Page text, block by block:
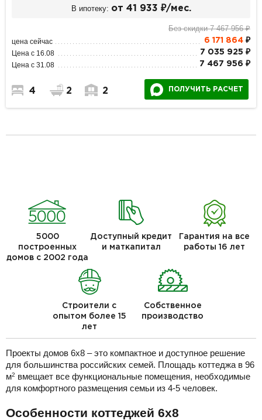
В ипотеку: от 41 933 ₽/мес.
Без скидки 7 467 956 ₽
цена сейчас 6 171 864₽
Цена с 16.08 7 035 925 ₽
Цена с 31.08 7 467 956 ₽
4 2 2 ПОЛУЧИТЬ РАСЧЕТ
5000
построенных
домов с 2002 года
Доступный кредит
и маткапитал
Гарантия на все
работы 16 лет
Строители с
опытом более 15
лет
Собственное
производство
Проекты домов 6х8 – это компактное и доступное решение
для большинства российских семей. Площадь коттеджа в 96
м2 вмещает все функциональные помещения, необходимые
для комфортного размещения семьи из 4-5 человек.
Особенности коттеджей 6х8